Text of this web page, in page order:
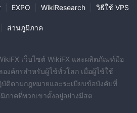
ร็กซ์ สินค้าโภคภัณฑ์และดัชนี ข้อมูลที่เรา
น็ตนั้นน้อยมาก การมีเว็บไซต์ที่ไม่เป็น
ด ๆ ที่บ่งชี้ว่าโบรกเกอร์เป็นการฉ้อโกง
นนี้และเลือกตัวเลือกที่ได้รับการควบคุม
สบการณ์การซื้อขายที่ดีกว่า
EXPO WikiResearch วิธีใช้ VPS
ส่วนภูมิภาค
เว็บไซต์ WikiFX และผลิตภัณฑ์มือ
งค์กรสำหรับผู้ใช้ทั่วโลก เมื่อผู้ใช้ใช้
ติตามกฎหมายและระเบียบข้อบังคับที่
ภาคที่พวกเขาตั้งอยู่อย่างมีสต